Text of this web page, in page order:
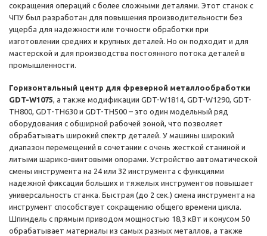
сокращения операций с более сложными деталями. Этот станок с
ЧПУ был разработан для повышения производительности без
ущерба для надежности или точности обработки при
изготовлении средних и крупных деталей. Но он подходит и для
мастерской и для производства постоянного потока деталей в
промышленности.
Горизонтальный центр для фрезерной металлообработки
GDT-W1075, а также модификации GDT-W1814, GDT-W1290, GDT-
ТН800, GDT-ТН630 и GDT-ТН500 – это один модельный ряд
оборудования с обширной рабочей зоной, что позволяет
обрабатывать широкий спектр деталей. У машины широкий
диапазон перемещений в сочетании с очень жесткой станиной и
литыми шарико-винтовыми опорами. Устройство автоматической
смены инструмента на 24 или 32 инструмента с функциями
надежной фиксации больших и тяжелых инструментов повышает
универсальность станка. Быстрая (до 2 сек.) смена инструмента на
инструмент способствует сокращению общего времени цикла.
Шпиндель с прямым приводом мощностью 18,3 кВт и конусом 50
обрабатывает материалы из самых разных металлов, а также